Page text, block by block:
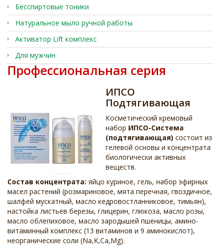
Бесспиртовые тоники
Натуральное мыло ручной работы
Активатор Lift комплекс
Для мужчин
Профессиональная серия
ИПСО
Подтягивающая
Косметический кремовый
набор ИПСО-Система
(подтягивающая) состоит из
гелевой основы и концентрата
биологически активных
веществ.
Состав концентрата: яйцо куриное, гель, набор эфирных
масел растений (розмариновое, мята перечная, гвоздичное,
шалфей мускатный, масло кедровостланниковое, тимьян),
настойка листьев березы, глицерин, глюкоза, масло розы,
масло облепиховое, масло зародышей пшеницы, амино-
витаминный комплекс (13 витаминов и 9 аминокислот),
неорганические соли (Na,K,Ca,Mg).